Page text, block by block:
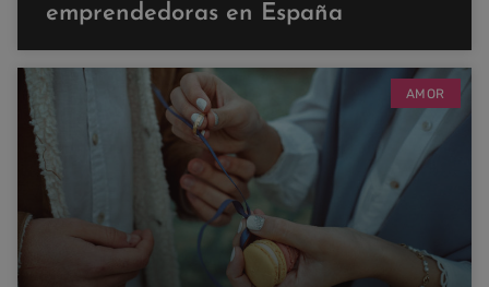
emprendedoras en España
AMOR